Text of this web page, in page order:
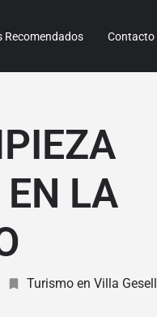
Recomendados Contacto
LA
Turismo en Villa Gesell